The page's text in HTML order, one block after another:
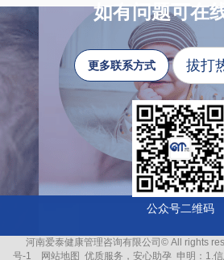
如有问题可在
更多联系方式 拔打
公众号二维码
河南爱泰健康管理咨询有限公司© All rights
号-1
网站地图 优质服务，安心助孕 申明：1.